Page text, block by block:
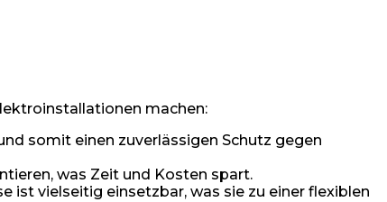
machen:
somit einen zuverlässigen Schutz gegen
was Zeit und Kosten spart.
ist vielseitig einsetzbar, was sie zu einer flexiblen